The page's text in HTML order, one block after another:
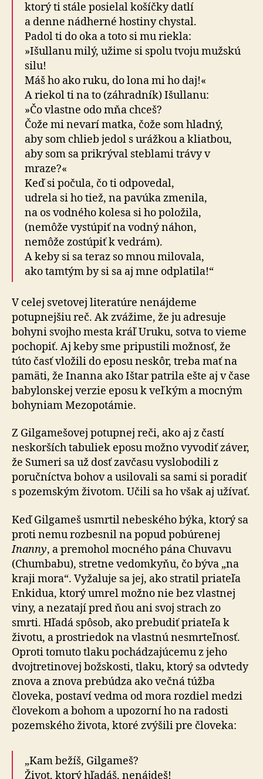
ktorý ti stále posielal košíčky datlí
a denne nádherné hostiny chystal.
Padol ti do oka a toto si mu riekla:
»Išullanu milý, užime si spolu tvoju mužskú
silu!
Máš ho ako ruku, do lona mi ho daj!«
A riekol ti na to (záhradník) Išullanu:
»Čo vlastne odo mňa chceš?
Čože mi nevarí matka, čože som hladný,
aby som chlieb jedol s urážkou a kliatbou,
aby som sa prikrýval steblami trávy v
mraze?«
Keď si počula, čo ti odpovedal,
udrela si ho tiež, na pavúka zmenila,
na os vodného kolesa si ho položila,
(nemôže vystúpiť na vodný náhon,
nemôže zostúpiť k vedrám).
A keby si sa teraz so mnou milovala,
ako tamtým by si sa aj mne odplatila!“
V celej svetovej literatúre nenájdeme
potupnejšiu reč. Ak zvážime, že ju adresuje
bohyni svojho mesta kráľ Uruku, sotva to vieme
pochopiť. Aj keby sme pripustili možnosť, že
túto časť vložili do eposu neskôr, treba mať na
pamäti, že Inanna ako Ištar patrila ešte aj v čase
babylonskej verzie eposu k veľkým a mocným
bohyniam Mezopotámie.
Z Gilgamešovej potupnej reči, ako aj z častí
neskorších tabuliek eposu možno vyvodiť záver,
že Sumeri sa už dosť zavčasu vyslobodili z
poručníctva bohov a usilovali sa sami si poradiť
s pozemským životom. Učili sa ho však aj užívať.
Keď Gilgameš usmrtil nebeského býka, ktorý sa
proti nemu rozbesnil na popud pobúrenej
Inanny, a premohol mocného pána Chuvavu
(Chumbabu), stretne vedomkyňu, čo býva „na
kraji mora“. Vyžaluje sa jej, ako stratil priateľa
Enkidua, ktorý umrel možno nie bez vlastnej
viny, a nezatají pred ňou ani svoj strach zo
smrti. Hľadá spôsob, ako prebudiť priateľa k
životu, a prostriedok na vlastnú nesmrteľnosť.
Oproti tomuto tlaku pochádzajúcemu z jeho
dvojtretinovej božskosti, tlaku, ktorý sa odvtedy
znova a znova prebúdza ako večná túžba
človeka, postaví vedma od mora rozdiel medzi
človekom a bohom a upozorní ho na radosti
pozemského života, ktoré zvýšili pre človeka:
„Kam bežíš, Gilgameš?
Život, ktorý hľadáš, nenájdeš!